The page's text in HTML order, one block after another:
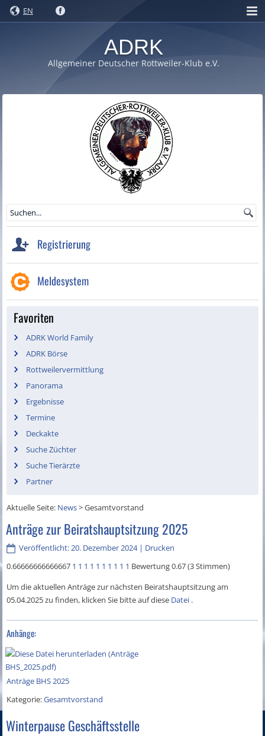
EN
ADRK
Allgemeiner Deutscher Rottweiler-Klub e.V.
Registrierung
Meldesystem
Favoriten
ADRK World Family
ADRK Börse
Rottweilervermittlung
Panorama
Ergebnisse
Termine
Deckakte
Suche Züchter
Suche Tierärzte
Partner
Aktuelle Seite: News>Gesamtvorstand
Anträge zur Beiratshauptsitzung 2025
Veröffentlicht: 20. Dezember 2024| Drucken
0.66666666666667 1 1 1 1 1 1 1 1 1 1 Bewertung 0.67 (3 Stimmen)
Um die aktuellen Anträge zur nächsten Beiratshauptsitzung am
05.04.2025 zu finden, klicken Sie bitte auf diese Datei .
Anhänge:
Anträge BHS 2025
Kategorie:Gesamtvorstand
Winterpause Geschäftsstelle